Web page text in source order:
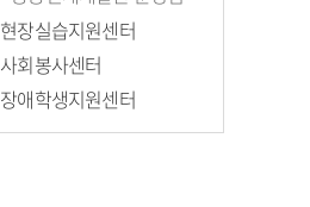
현장실습지원센터
사회봉사센터
장애학생지원센터